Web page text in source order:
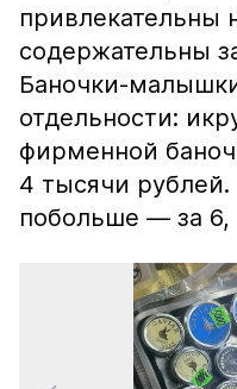
привлекательны
содержательны
Баночки-
отдельности:
фирменной
4 тысячи
побольше — за 6,